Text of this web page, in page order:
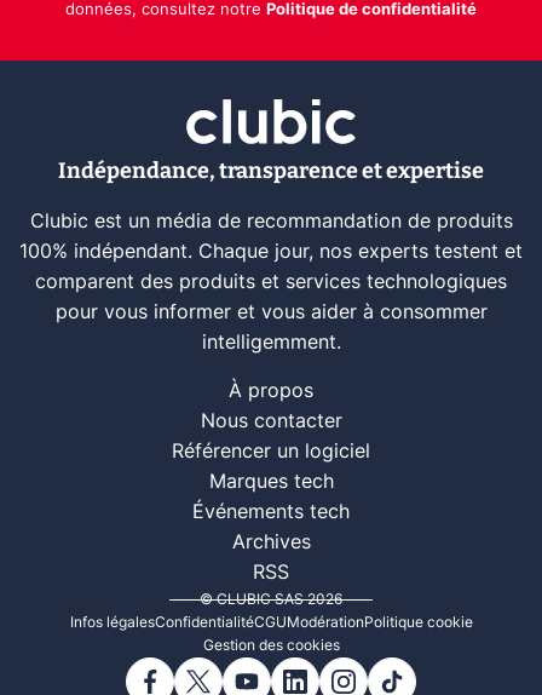
données, consultez notre Politique de confidentialité
Indépendance, transparence et expertise
Clubic est un média de recommandation de produits
100% indépendant. Chaque jour, nos experts testent et
comparent des produits et services technologiques
pour vous informer et vous aider à consommer
intelligemment.
À propos
Nous contacter
Référencer un logiciel
Marques tech
Événements tech
Archives
RSS
© CLUBIC SAS 2026
Infos légalesConfidentialitéCGUModérationPolitique cookie
Gestion des cookies